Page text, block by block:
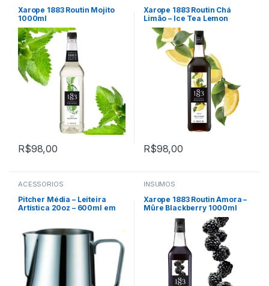
Xarope 1883 Routin Mojito
1000ml
R$98,00
Xarope 1883 Routin Chá
Limão – Ice Tea Lemon
1000ml
R$98,00
ACESSÓRIOS
Pitcher Média – Leiteira
Artística 20oz – 600ml em
INSUMOS
Xarope 1883 Routin Amora –
Mûre Blackberry 1000ml